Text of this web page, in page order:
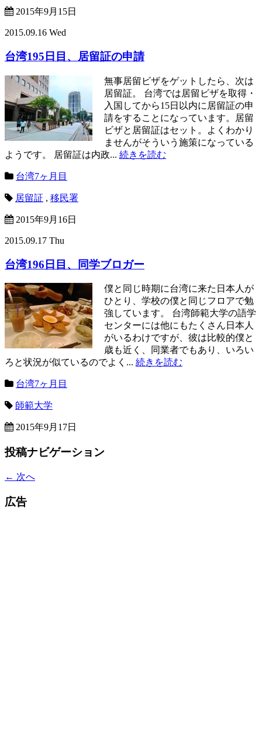
2015年9月15日
2015.09.16 Wed
台湾195日目、居留証の申請
無事居留ビザをゲットしたら、次は
居留証。 台湾では居留ビザを取得・
入国してから15日以内に居留証の申
請をすることになっています。居留
ビザと居留証はセット。よくわかり
ませんがそういう施策になっている
ようです。 居留証は内政... 続きを読む
台湾7ヶ月目
居留証 , 移民署
2015年9月16日
2015.09.17 Thu
台湾196日目、同学ブロガー
僕と同じ時期に台湾に来た日本人が
ひとり、学校の僕と同じフロアで勉
強しています。 台湾師範大学の語学
センターには他にもたくさん日本人
がいるわけですが、彼は比較的僕と
歳も近く、同業者でもあり、いろい
ろと状況が似ているのでよく... 続きを読む
台湾7ヶ月目
師範大学
2015年9月17日
投稿ナビゲーション
← 次へ
広告